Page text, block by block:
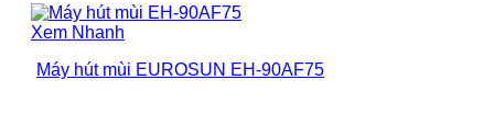
Xem Nhanh
Máy hút mùi EUROSUN EH-90AF75